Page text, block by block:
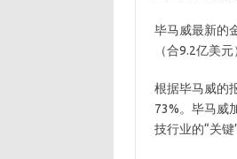
毕马威最新的
（合9.2亿美
根据毕马威的
73%。毕马威
技行业的“关